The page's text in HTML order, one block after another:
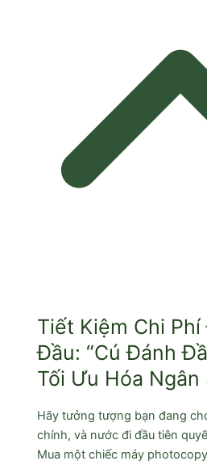
Tiết Kiệm Chi Phí
Đầu: “Cú Đánh
Tối Ưu Hóa Ngân
Hãy tưởng tượng bạn đang
chính, và nước đi đầu tiên
Mua một chiếc máy